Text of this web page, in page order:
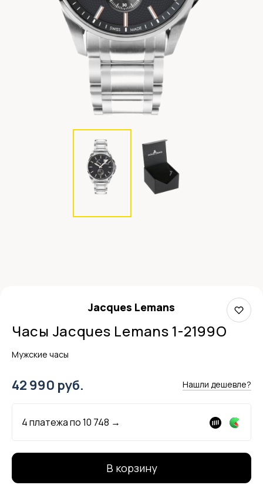
Jacques Lemans
Часы Jacques Lemans 1-2199O
Мужские часы
42 990 руб. Нашли дешевле?
4 платежа по10 748 →
В корзину